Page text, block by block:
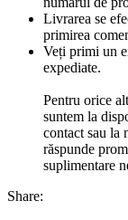
Livrarea se
primirea
Veți primi un
expediate.
Pentru orice
suntem la
contact sau la
răspunde
suplimentare
Share: